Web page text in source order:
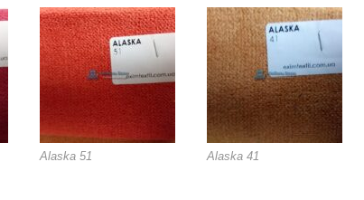
Alaska 51 Alaska 41